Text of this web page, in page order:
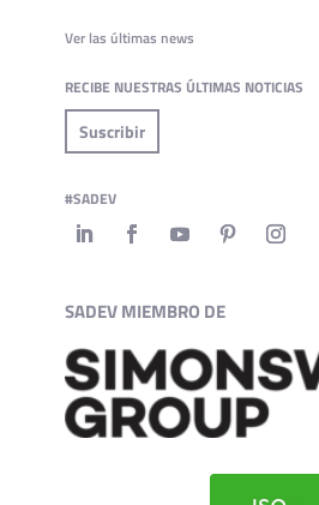
Ver las últimas news
RECIBE NUESTRAS ÚLTIMAS NOTICIAS
Suscribir
#SADEV
SADEV MIEMBRO DE